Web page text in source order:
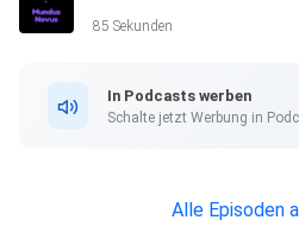
85 Sekunden
In Podcasts werben
Schalte jetzt Werbung in
Alle Episoden